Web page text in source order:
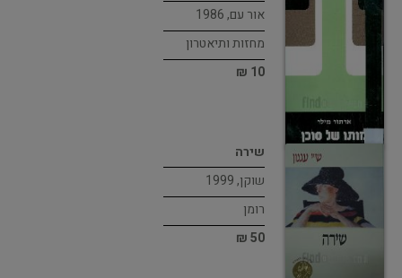
אור עם, 1986
מחזות ותיאטרון
10 ₪
שירה
שוקן, 1999
רומן
50 ₪